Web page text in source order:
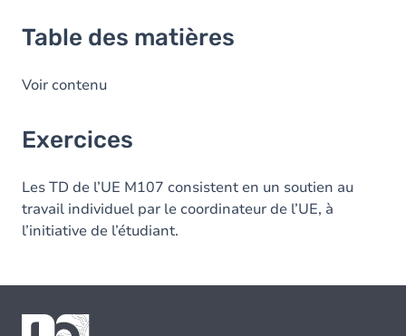
Table des matières
Voir contenu
Exercices
Les TD de l’UE M107 consistent en un soutien au
travail individuel par le coordinateur de l’UE, à
l’initiative de l’étudiant.